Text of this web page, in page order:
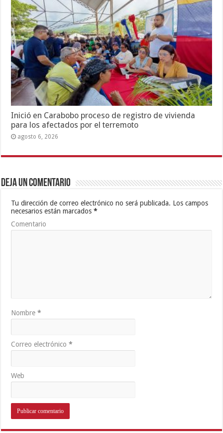
Inició en Carabobo proceso de registro de vivienda
para los afectados por el terremoto
agosto 6, 2026
Deja un comentario
Tu dirección de correo electrónico no será publicada. Los campos
necesarios están marcados*
Comentario
Nombre*
Correo electrónico*
Web